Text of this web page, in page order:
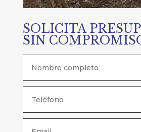
SOLICITA
SIN